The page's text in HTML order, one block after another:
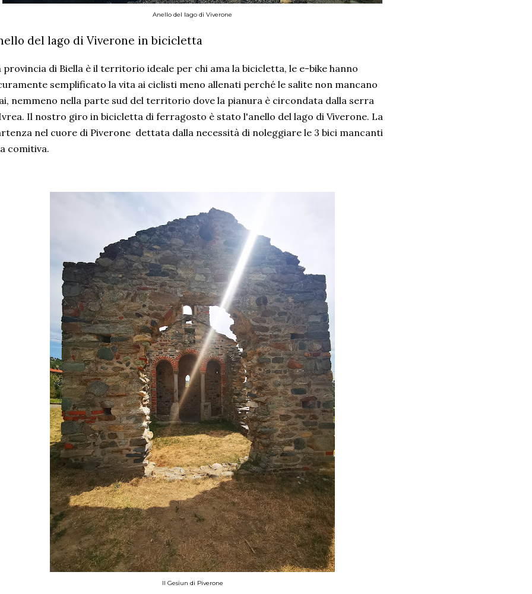
Anello del lago di Viverone
del lago di Viverone in bicicletta
provincia di Biella è il territorio ideale per chi ama la bicicletta, le e-bike hanno
semplificato la vita ai ciclisti meno allenati perché le salite non mancano
nemmeno nella parte sud del territorio dove la pianura è circondata dalla serra
Il nostro giro in bicicletta di ferragosto è stato l'anello del lago di Viverone. La
nel cuore di Piverone dettata dalla necessità di noleggiare le 3 bici mancanti
comitiva.
Il Gesiun di Piverone